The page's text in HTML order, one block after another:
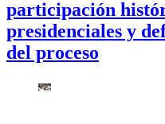
participación
presidenciales y
del proceso